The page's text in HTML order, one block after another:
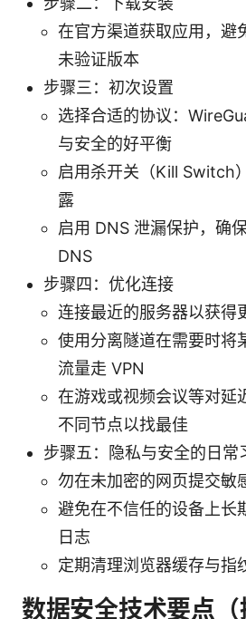
在官方渠道获取应用，避
未验证版本
步骤三：初次设置
选择合适的协议：
与安全的好平衡
启用杀开关（Kill Switch
露
启用 DNS 泄漏保护，确
DNS
步骤四：优化连接
连接最近的服务器以获得
使用分离隧道在需要时将
流量走 VPN
在游戏或视频会议等对延
不同节点以找最佳
步骤五：隐私与安全的日常
勿在未加密的网页提交敏
避免在不信任的设备上长
日志
定期清理浏览器缓存与指
数据安全技术要点